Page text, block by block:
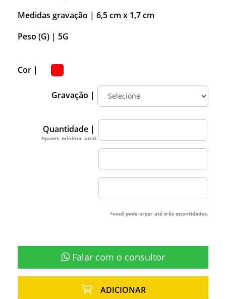
Medidas gravação | 6,5 cm x 1,7 cm
Peso (G) | 5G
Cor |
Gravação |
Quantidade |
*quant. mínima: unid.
*você pode orçar até três quantidades.
Falar com o consultor
ADICIONAR